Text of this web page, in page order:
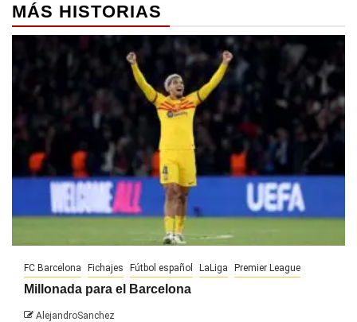
MÁS HISTORIAS
FC Barcelona Fichajes Fútbol español LaLiga Premier League
Millonada para el Barcelona
AlejandroSanchez